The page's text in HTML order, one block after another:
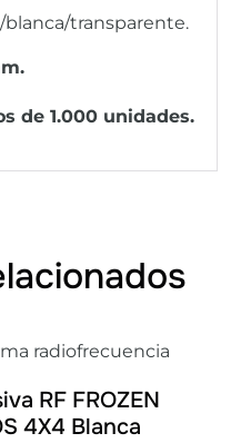
blanca/transparente.
de 1.000 unidades.
RF FROZEN
4X4 Blanca